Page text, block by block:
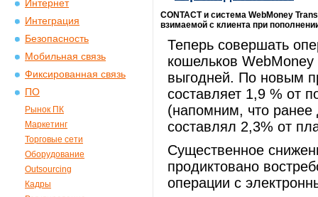
Интернет
Интеграция
Безопасность
Мобильная связь
Фиксированная связь
ПО
Рынок ПК
Маркетинг
Торговые сети
Оборудование
Outsourcing
Кадры
CONTACT и система WebMoney
взимаемой с клиента при
Теперь совершать
кошельков
выгодней. По новым
составляет 1,9 % от
(напомним, что
составлял 2,3% от
Существенное
продиктовано
операции с